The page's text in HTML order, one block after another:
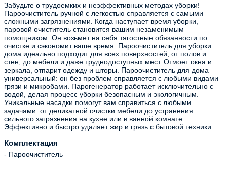
Забудьте о трудоемких и неэффективных методах уборки!
Пароочиститель ручной с легкостью справляется с самыми
сложными загрязнениями. Когда наступает время уборки,
паровой очиститель становится вашим незаменимым
помощником. Он возьмет на себя тягостные обязанности по
очистке и сэкономит ваше время. Пароочиститель для уборки
дома идеально подходит для всех поверхностей, от полов и
стен, до мебели и даже труднодоступных мест. Отмоет окна и
зеркала, отпарит одежду и шторы. Пароочиститель для дома
универсальный: он без проблем справляется с любыми видами
грязи и микробами. Парогенератор работает исключительно с
водой, делая процесс уборки безопасным и экологичным.
Уникальные насадки помогут вам справиться с любыми
задачами: от деликатной очистки мебели до устранения
сильного загрязнения на кухне или в ванной комнате.
Эффективно и быстро удаляет жир и грязь с бытовой техники.
Комплектация
- Пароочиститель